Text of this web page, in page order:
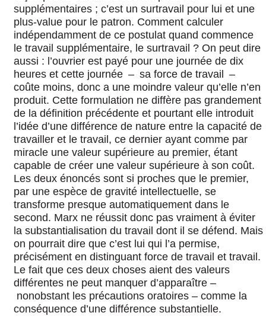
supplémentaires ; c’est un surtravail pour lui et une
plus-value pour le patron. Comment calculer
indépendamment de ce postulat quand commence
le travail supplémentaire, le surtravail ? On peut dire
aussi : l’ouvrier est payé pour une journée de dix
heures et cette journée – sa force de travail –
coûte moins, donc a une moindre valeur qu’elle n’en
produit. Cette formulation ne diffère pas grandement
de la définition précédente et pourtant elle introduit
l’idée d’une différence de nature entre la capacité de
travailler et le travail, ce dernier ayant comme par
miracle une valeur supérieure au premier, étant
capable de créer une valeur supérieure à son coût.
Les deux énoncés sont si proches que le premier,
par une espèce de gravité intellectuelle, se
transforme presque automatiquement dans le
second. Marx ne réussit donc pas vraiment à éviter
la substantialisation du travail dont il se défend. Mais
on pourrait dire que c’est lui qui l’a permise,
précisément en distinguant force de travail et travail.
Le fait que ces deux choses aient des valeurs
différentes ne peut manquer d’apparaître –
nonobstant les précautions oratoires – comme la
conséquence d’une différence substantielle.